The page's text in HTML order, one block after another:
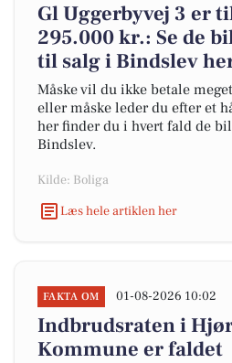
Gl Uggerbyvej 3 er
295.000 kr.: Se de
til salg i Bindslev
Måske vil du ikke betale
eller måske leder du efter et
her finder du i hvert fald de
Bindslev.
Kilde: Boliga
Læs hele artiklen her
FAKTA OM 01-08-2026 10:02
Indbrudsraten i
Kommune er faldet